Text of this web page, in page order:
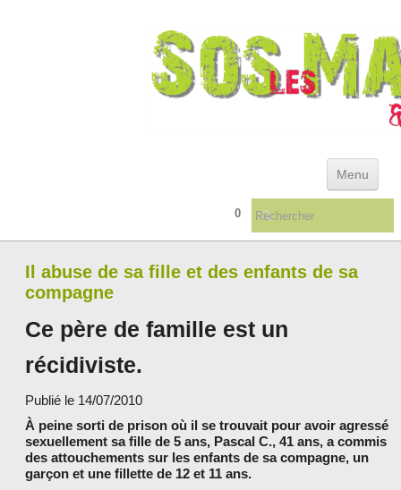
Menu
ACTUALITÉS & ARCHIVES
REFERENTIEL DES DEFAILLANCES INSTITUTIONNELLES
QUELQUES CONSEILS ...▼
LES PARTENAIRES
0
Il abuse de sa fille et des enfants de sa
compagne
Ce père de famille est un
récidiviste.
Publié le 14/07/2010
À peine sorti de prison où il se trouvait pour avoir agressé
sexuellement sa fille de 5 ans, Pascal C., 41 ans, a commis
des attouchements sur les enfants de sa compagne, un
garçon et une fillette de 12 et 11 ans.